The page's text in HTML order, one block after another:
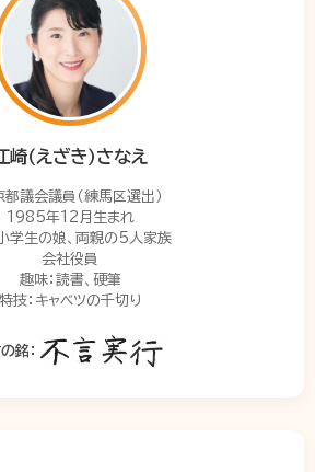
崎（えざき）さなえ
都議会議員（練馬区選出）
1985年12月生まれ
学生の娘、両親の5人家族
会社役員
趣味：読書、硬筆
特技：キャベツの千切り
銘：